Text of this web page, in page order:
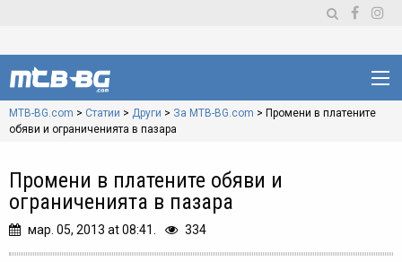
MTB-BG.com > Статии > Други > За MTB-BG.com > Промени в платените
обяви и ограниченията в пазара
Промени в платените обяви и
ограниченията в пазара
мар. 05, 2013 at 08:41. 334